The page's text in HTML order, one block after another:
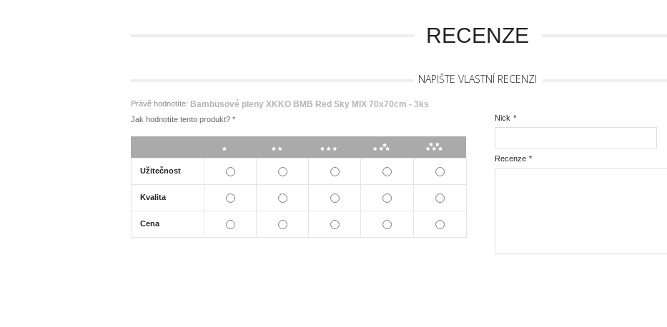
RECENZE
NAPIŠTE VLASTNÍ RECENZI
Právě hodnotíte: Bambusové pleny XKKO BMB Red Sky MIX 70x70cm - 3ks
Jak hodnotíte tento produkt? *
Užitečnost
Kvalita
Cena
*
Nick
*
Recenze